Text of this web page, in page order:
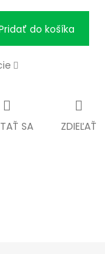
do košíka
SA ZDIEĽAŤ